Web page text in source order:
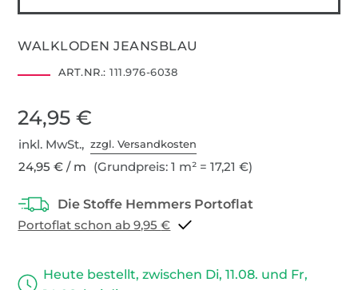
WALKLODEN JEANSBLAU
ART.NR.: 111.976-6038
24,95 €
inkl. MwSt.,zzgl. Versandkosten
24,95 € / m (Grundpreis: 1 m² = 17,21 €)
Portoflat schon ab 9,95 €
Heute bestellt, zwischen Di, 11.08. und Fr,